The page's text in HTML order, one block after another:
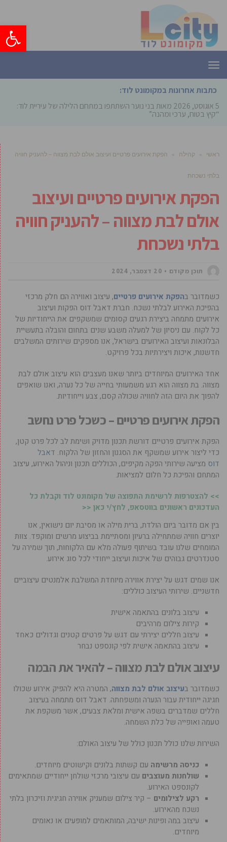
פתח
תפריט
כתבות אחרונות במקומונט לוד:
5 אוגוסט, 2026
מאות בני נוער השתתפו במתחם הלילה של עיריית לוד:
“קיץ בטוח, ערכי ומהנה”
ראשי » קהילה » הפקת אירועים פרטיים ועיצוב אולם לבת מצווה – להעניק חוויה
בלתי נשכחת
הפקת אירועים פרטיים ועיצוב
אולם לבת מצווה – להעניק חוויה
בלתי נשכחת
תוכן מקודם 20 דצמבר, 2024
כשמדובר בהפקת אירועים פרטיים, עיצוב ואווירה הם חלק מרכזי
בהפיכת האירוע לבלתי נשכח. חברת דאבל דוס הפקות ועיצוב
אירועים מתמחה ביצירת רגעים קסומים שמשקפים את הייחודיות של
כל לקוח. עם ניסיון של למעלה משבע שנים בתחום והובלה בתעשיית
הבלונאות ועיצוב האירועים בישראל, אנו מספקים שירותים המשלבים
חדשנות, איכות ויצירתיות בכל פרויקט.
אחד האירועים המיוחדים ביותר שאנו מעצבים הוא עיצוב אולם לבת
מצווה. בת מצווה הוא רגע משמעותי בחייה של כל נערה, ואנו שואפים
להפוך את היום הזה לחוויה שכולה קסם, צבע וייחודיות.
הפקת אירועים פרטיים – כשכל פרט נחשב
הפקת אירועים פרטיים דורשת תכנון מדויק ושימת לב לכל פרט קטן,
כדי ליצור אירוע שמשקף את הסגנון והחזון של הלקוח. דאבל
דוס מציעה שירותי הפקה מקיפים, הכוללים תכנון וניהול האירוע, עיצוב
המתחם והפיכת כל חלום למציאות.
>> להצטרפות לרשימת התפוצה של מקומונט לוד וקבלת כל
העדכונים ראשונים בווטסאפ, לחץ/י כאן <<
בין אם מדובר ביום הולדת, ברית מילה או מסיבת יום נישואין, אנו
יוצרים חוויה שמתחילה ברעיון ומסתיימת בביצוע מרשים ומוקפד. צוות
המומחים שלנו עובד בשיתוף פעולה מלא עם הלקוחות, תוך שמירה על
סטנדרטים גבוהים של איכות ועיצוב ייחודי לכל סוג אירוע.
אנו שמים דגש על יצירת אווירה מיוחדת המשלבת אלמנטים עיצוביים
חדשניים. שירותי העיצוב כוללים:
עיצוב בלונים בהתאמה אישית
קירות צילום מרהיבים
עיצוב חללים יצירתי עם דגש על פרטים קטנים וגדולים כאחד
עיצוב בהתאמה אישית לפי קונספט נבחר
עיצוב אולם לבת מצווה – להאיר את הבמה
כשמדובר בעיצוב אולם לבת מצווה, המטרה היא להפיק אירוע שכולו
חגיגה ייחודית עבור הנערה ומשפחתה. דאבל דוס מתמחה בעיצוב
חללים שמדברים בשפה אישית ומלאת צבעים, אשר משקפת את
טעמה ואופייה של כלת השמחה.
השירות שלנו כולל תכנון כולל של עיצוב האולם:
כניסה מרשימה עם קשתות בלונים וקישוטים מיוחדים.
שולחנות מעוצבים עם עיצובי מרכזי שולחן ייחודיים שמתאימים
לקונספט האירוע.
רקע לצילומים – קיר צילום שמעניק אווירה חגיגית וזיכרון בלתי
נשכח מהאירוע.
עיצוב במה ופינות ישיבה, המותאמים למופעים או נאומים
מיוחדים.